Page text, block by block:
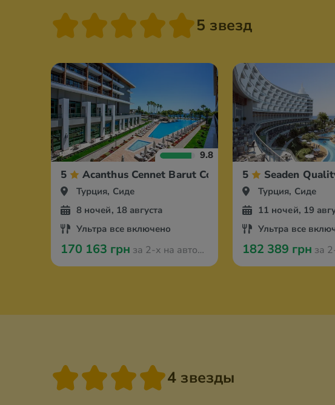
5 звезд
9.8
5 Acanthus Cennet Barut Collection
Турция, Сиде
8 ночей, 18 августа
Ультра все включено
170 163 грн за 2-х на автобусе из Одессы
5 Seaden
Турция, Сиде
11 ночей, 19
Ультра все
182 389 грн за 2-х
4 звезды